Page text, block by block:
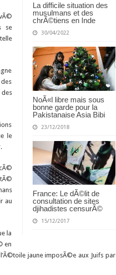
La difficile situation des
musulmans et des
chrÃ©tiens en Inde
30/04/2022
NoÃ«l libre mais sous
bonne garde pour la
Pakistanaise Asia Bibi
23/12/2018
France: Le dÃ©lit de
consultation de sites
djihadistes censurÃ©
15/12/2017
se
le
au
la
en
jaune imposÃ©e aux Juifs par